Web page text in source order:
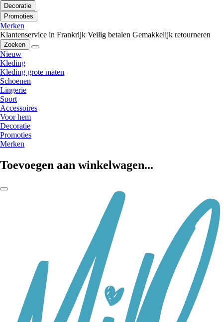
Decoratie
Promoties
Merken
Klantenservice in Frankrijk Veilig betalen Gemakkelijk retourneren
Zoeken
Nieuw
Kleding
Kleding grote maten
Schoenen
Lingerie
Sport
Accessoires
Voor hem
Decoratie
Promoties
Merken
Toevoegen aan winkelwagen...